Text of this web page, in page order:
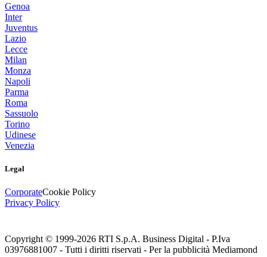
Genoa
Inter
Juventus
Lazio
Lecce
Milan
Monza
Napoli
Parma
Roma
Sassuolo
Torino
Udinese
Venezia
Legal
CorporateCookie Policy
Privacy Policy
Copyright © 1999-2026 RTI S.p.A. Business Digital - P.Iva
03976881007 - Tutti i diritti riservati - Per la pubblicità Mediamond